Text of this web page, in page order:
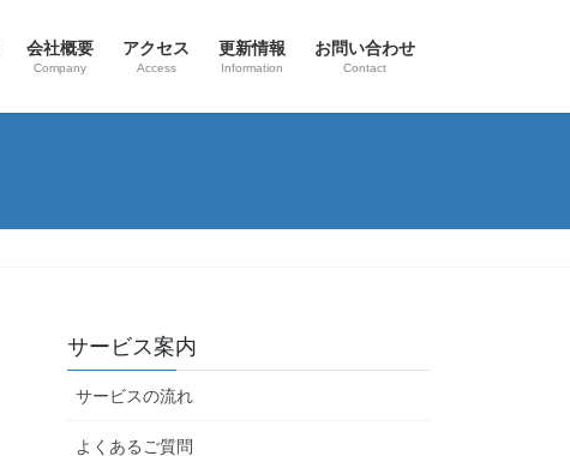
会社概要
Company
アクセス
Access
更新情報
Information
お問い合わせ
Contact
サービス案内
サービスの流れ
よくあるご質問